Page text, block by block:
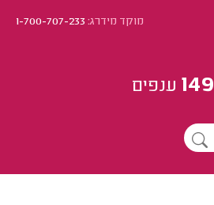
מוקד מידרג:1-700-707-233
149 ענפים